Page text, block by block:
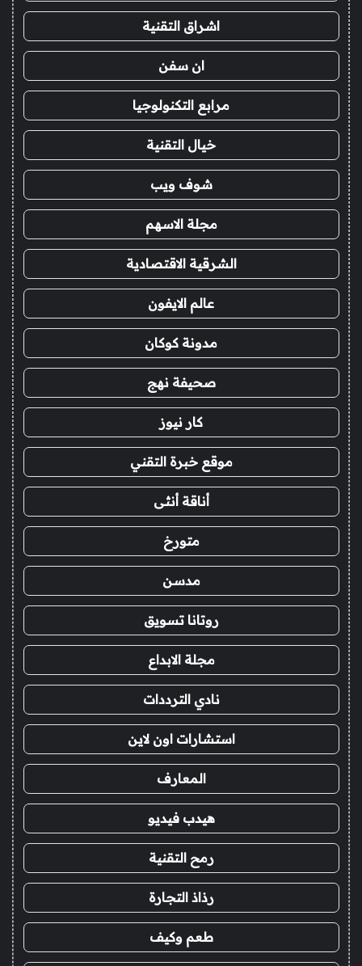
اشراق التقنية
ان سفن
مرابع التكنولوجيا
خيال التقنية
شوف ويب
مجلة الاسهم
الشرقية الاقتصادية
عالم الايفون
مدونة كوكان
صحيفة نهج
كار نيوز
موقع خبرة التقني
أناقة أنثى
متورخ
مدسن
روتانا تسويق
مجلة الابداع
نادي الترددات
استشارات اون لاين
المعارف
هيدب فيديو
رمح التقنية
رذاذ التجارة
طعم وكيف